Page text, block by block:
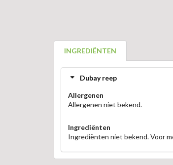
INGREDIËNTEN
Dubay reep
Allergenen
Allergenen niet bekend.
Ingrediënten
Ingrediënten niet bekend. Voor